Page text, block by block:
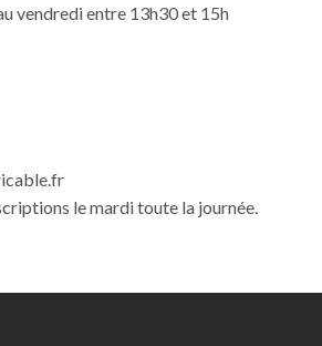
vendredi entre 13h30 et 15h
le mardi toute la journée.